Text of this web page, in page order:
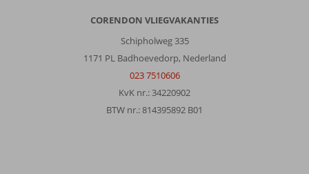
CORENDON VLIEGVAKANTIES
Schipholweg 335
1171 PL Badhoevedorp, Nederland
023 7510606
KvK nr.: 34220902
BTW nr.: 814395892 B01